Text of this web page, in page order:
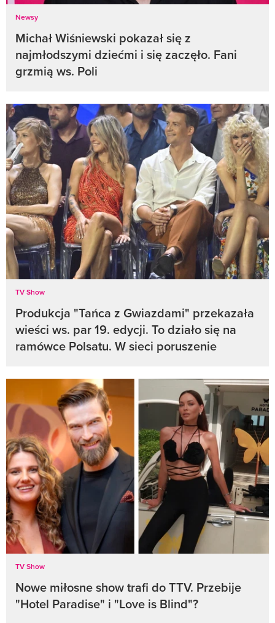
Newsy
Michał Wiśniewski pokazał się z
najmłodszymi dziećmi i się zaczęło. Fani
grzmią ws. Poli
TV Show
Produkcja "Tańca z Gwiazdami" przekazała
wieści ws. par 19. edycji. To działo się na
ramówce Polsatu. W sieci poruszenie
TV Show
Nowe miłosne show trafi do TTV. Przebije
"Hotel Paradise" i "Love is Blind"?